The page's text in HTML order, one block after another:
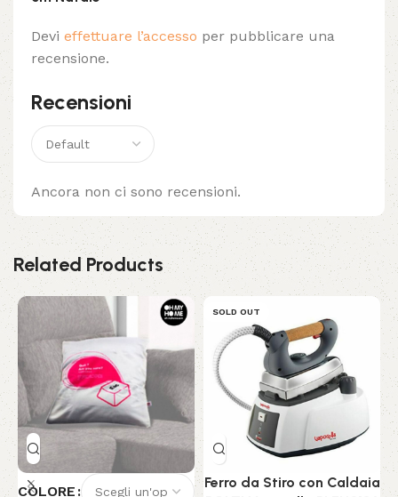
Recensioni
Ancora non ci sono recensioni.
Devi effettuare l’accesso per pubblicare una
recensione.
Related Products
COLORE
SOLD OUT
Ferro da Stiro con Caldaia